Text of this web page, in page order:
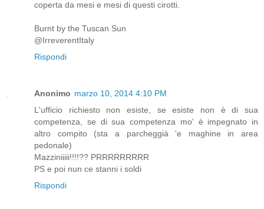
coperta da mesi e mesi di questi cirotti.
Burnt by the Tuscan Sun
@IrreverentItaly
Rispondi
Anonimo marzo 10, 2014 4:10 PM
L'ufficio richiesto non esiste, se esiste non è di sua
competenza, se di sua competenza mo' è impegnato in
altro compito (sta a parcheggià 'e maghine in area
pedonale)
Mazziniiiii!!!!?? PRRRRRRRRR
PS e poi nun ce stanni i soldi
Rispondi